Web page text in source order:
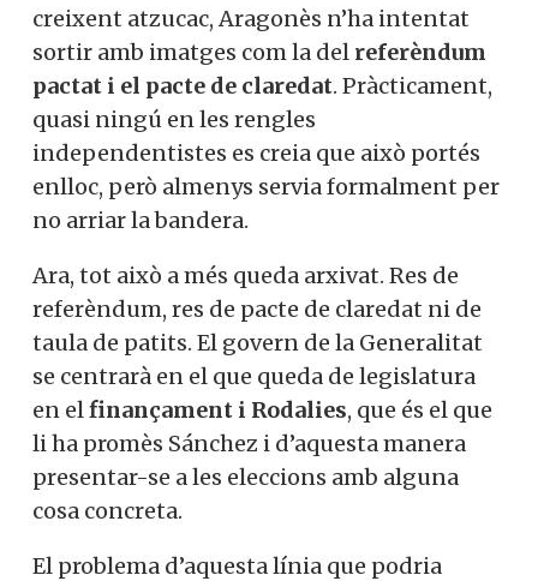
creixent atzucac, Aragonès n’ha intentat
sortir amb imatges com la del referèndum
pactat i el pacte de claredat. Pràcticament,
quasi ningú en les rengles
independentistes es creia que això portés
enlloc, però almenys servia formalment per
no arriar la bandera.
Ara, tot això a més queda arxivat. Res de
referèndum, res de pacte de claredat ni de
taula de patits. El govern de la Generalitat
se centrarà en el que queda de legislatura
en elfinançament i Rodalies, que és el que
li ha promès Sánchez i d’aquesta manera
presentar-se a les eleccions amb alguna
cosa concreta.
El problema d’aquesta línia que podria